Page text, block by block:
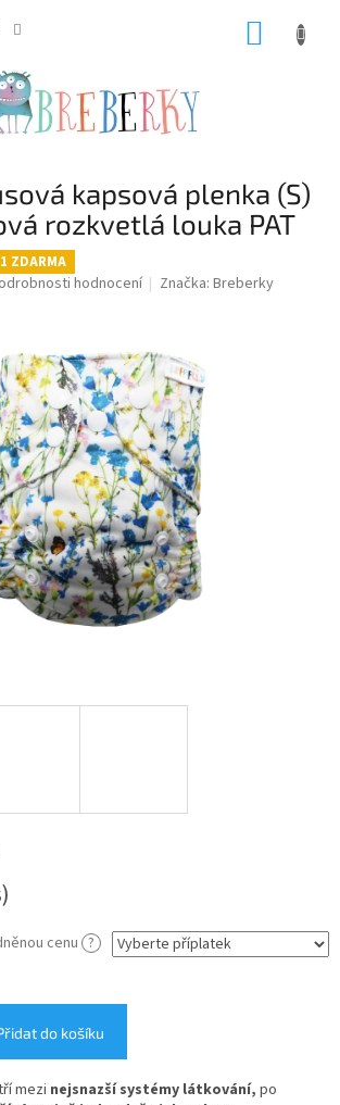
kapsová plenka (S)
rozkvetlá louka PAT
ZDARMA
hodnocení Značka:Breberky
cenu ?
do košíku
mezi nejsnazší systémy látkování, po